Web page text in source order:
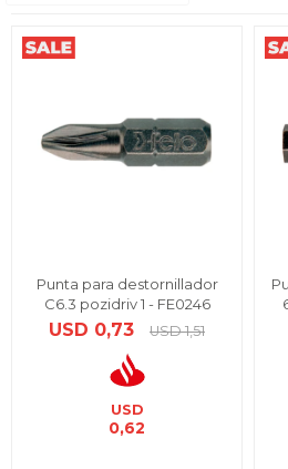
Punta para destornillador
C6.3 pozidriv 1 - FE0246
USD 0,73 USD 1,51
USD
0,62